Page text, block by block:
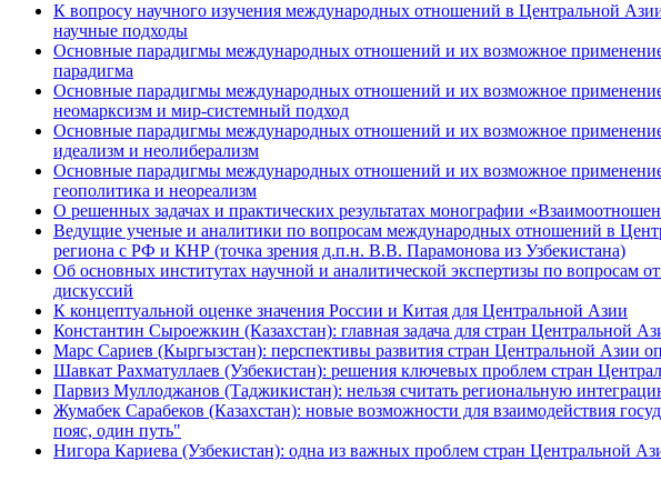
К вопросу научного изучения международных отношений в Центральной
научные подходы
Основные парадигмы международных отношений и их возможное применение
парадигма
Основные парадигмы международных отношений и их возможное применение
неомарксизм и мир-системный подход
Основные парадигмы международных отношений и их возможное применение
идеализм и неолиберализм
Основные парадигмы международных отношений и их возможное применение
геополитика и неореализм
О решенных задачах и практических результатах монографии
Ведущие ученые и аналитики по вопросам международных отношений в
региона с РФ и КНР (точка зрения д.п.н. В.В. Парамонова из Узбекистана)
Об основных институтах научной и аналитической экспертизы по вопросам
дискуссий
К концептуальной оценке значения России и Китая для Центральной Азии
Константин Сыроежкин (Казахстан): главная задача для стран Центральной
Марс Сариев (Кыргызстан): перспективы развития стран Центральной Азии
Шавкат Рахматуллаев (Узбекистан): решения ключевых проблем стран
Парвиз Муллоджанов (Таджикистан): нельзя считать региональную
Жумабек Сарабеков (Казахстан): новые возможности для взаимодействия
пояс, один путь"
Нигора Кариева (Узбекистан): одна из важных проблем стран Центральной